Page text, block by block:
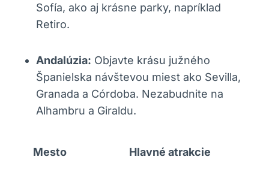
Sofía, ako aj krásne parky, napríklad
Retiro.
Andalúzia: Objavte krásu južného
Španielska návštevou miest ako Sevilla,
Granada a Córdoba. Nezabudnite na
Alhambru a Giraldu.
Mesto Hlavné atrakcie